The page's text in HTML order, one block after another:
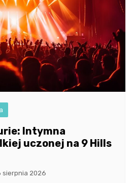
Intymna
uczonej na 9 Hills
sierpnia 2026